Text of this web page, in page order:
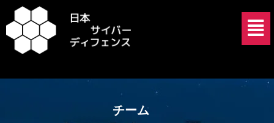
容
を
ッ
メ
ニ
ュ
チーム